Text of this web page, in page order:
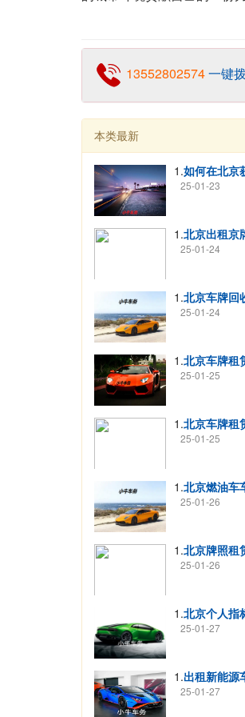
13552802574一键
本类最新
1.如何在北京
25-01-23
1.北京出租京
25-01-24
1.北京车牌回
25-01-24
1.北京车牌租
25-01-25
1.北京车牌租
25-01-25
1.北京燃油车
25-01-26
1.北京牌照租
25-01-26
1.北京个人指
25-01-27
1.出租新能源
25-01-27